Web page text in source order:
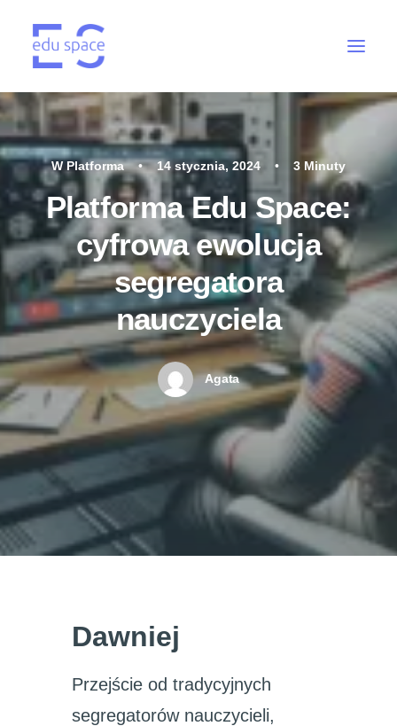
W Platforma • 14 stycznia, 2024 • 3 Minuty
Platforma Edu Space:
cyfrowa ewolucja
segregatora
nauczyciela
Agata
Dawniej
Przejście od tradycyjnych
segregatorów nauczycieli,